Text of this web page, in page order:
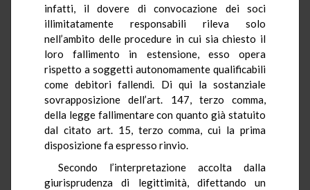
infatti, il dovere di convocazione dei soci
illimitatamente responsabili rileva solo
nell’ambito delle procedure in cui sia chiesto il
loro fallimento in estensione, esso opera
rispetto a soggetti autonomamente qualificabili
come debitori fallendi. Di qui la sostanziale
sovrapposizione dell’art. 147, terzo comma,
della legge fallimentare con quanto già statuito
dal citato art. 15, terzo comma, cui la prima
disposizione fa espresso rinvio.
Secondo l’interpretazione accolta dalla
giurisprudenza di legittimità, difettando un